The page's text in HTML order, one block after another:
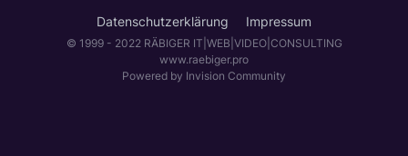
Datenschutzerklärung Impressum
© 1999 - 2022 RÄBIGER IT|WEB|VIDEO|CONSULTING
www.raebiger.pro
Powered by Invision Community